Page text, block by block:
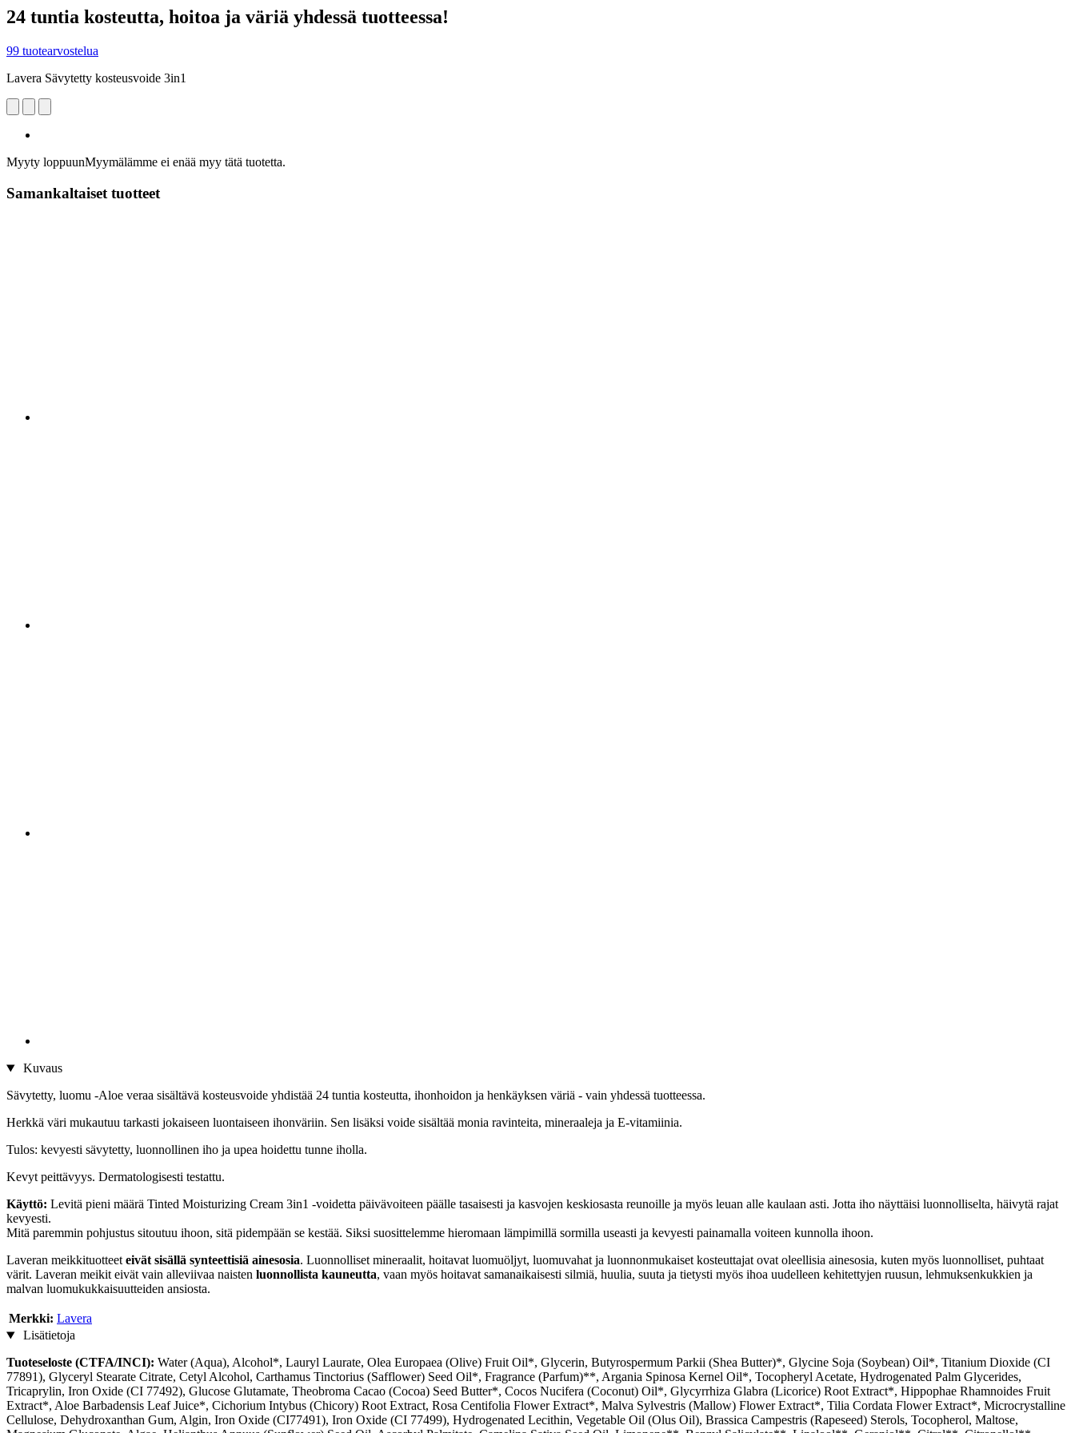
24 tuntia kosteutta, hoitoa ja väriä yhdessä tuotteessa!
99 tuotearvostelua
Lavera Sävytetty kosteusvoide 3in1
Myyty loppuunMyymälämme ei enää myy tätä tuotetta.
Samankaltaiset tuotteet
Kuvaus
Sävytetty, luomu -Aloe veraa sisältävä kosteusvoide yhdistää 24 tuntia kosteutta, ihonhoidon ja henkäyksen väriä - vain yhdessä tuotteessa.
Herkkä väri mukautuu tarkasti jokaiseen luontaiseen ihonväriin. Sen lisäksi voide sisältää monia ravinteita, mineraaleja ja E-vitamiinia.
Tulos: kevyesti sävytetty, luonnollinen iho ja upea hoidettu tunne iholla.
Kevyt peittävyys. Dermatologisesti testattu.
Käyttö: Levitä pieni määrä Tinted Moisturizing Cream 3in1 -voidetta päivävoiteen päälle tasaisesti ja kasvojen keskiosasta reunoille ja myös leuan alle kaulaan asti. Jotta iho näyttäisi luonnolliselta, häivytä rajat
kevyesti.
Mitä paremmin pohjustus sitoutuu ihoon, sitä pidempään se kestää. Siksi suosittelemme hieromaan lämpimillä sormilla useasti ja kevyesti painamalla voiteen kunnolla ihoon.
Laveran meikkituotteet eivät sisällä synteettisiä ainesosia. Luonnolliset mineraalit, hoitavat luomuöljyt, luomuvahat ja luonnonmukaiset kosteuttajat ovat oleellisia ainesosia, kuten myös luonnolliset, puhtaat
värit. Laveran meikit eivät vain alleviivaa naisten luonnollista kauneutta, vaan myös hoitavat samanaikaisesti silmiä, huulia, suuta ja tietysti myös ihoa uudelleen kehitettyjen ruusun, lehmuksenkukkien ja
malvan luomukukkaisuutteiden ansiosta.
Merkki: Lavera
Lisätietoja
Tuoteseloste (CTFA/INCI): Water (Aqua), Alcohol*, Lauryl Laurate, Olea Europaea (Olive) Fruit Oil*, Glycerin, Butyrospermum Parkii (Shea Butter)*, Glycine Soja (Soybean) Oil*, Titanium Dioxide (CI
77891), Glyceryl Stearate Citrate, Cetyl Alcohol, Carthamus Tinctorius (Safflower) Seed Oil*, Fragrance (Parfum)**, Argania Spinosa Kernel Oil*, Tocopheryl Acetate, Hydrogenated Palm Glycerides,
Tricaprylin, Iron Oxide (CI 77492), Glucose Glutamate, Theobroma Cacao (Cocoa) Seed Butter*, Cocos Nucifera (Coconut) Oil*, Glycyrrhiza Glabra (Licorice) Root Extract*, Hippophae Rhamnoides Fruit
Extract*, Aloe Barbadensis Leaf Juice*, Cichorium Intybus (Chicory) Root Extract, Rosa Centifolia Flower Extract*, Malva Sylvestris (Mallow) Flower Extract*, Tilia Cordata Flower Extract*, Microcrystalline
Cellulose, Dehydroxanthan Gum, Algin, Iron Oxide (CI77491), Iron Oxide (CI 77499), Hydrogenated Lecithin, Vegetable Oil (Olus Oil), Brassica Campestris (Rapeseed) Sterols, Tocopherol, Maltose,